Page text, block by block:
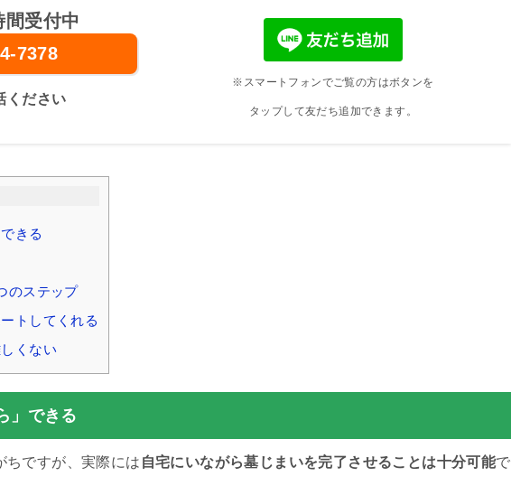
受付中
7378
ください
※スマートフォンでご覧の方はボタンを
タップして友だち追加できます。
きる
のステップ
トしてくれる
くない
」できる
ちですが、実際には 自宅にいながら墓じまいを完了させることは十分可能で